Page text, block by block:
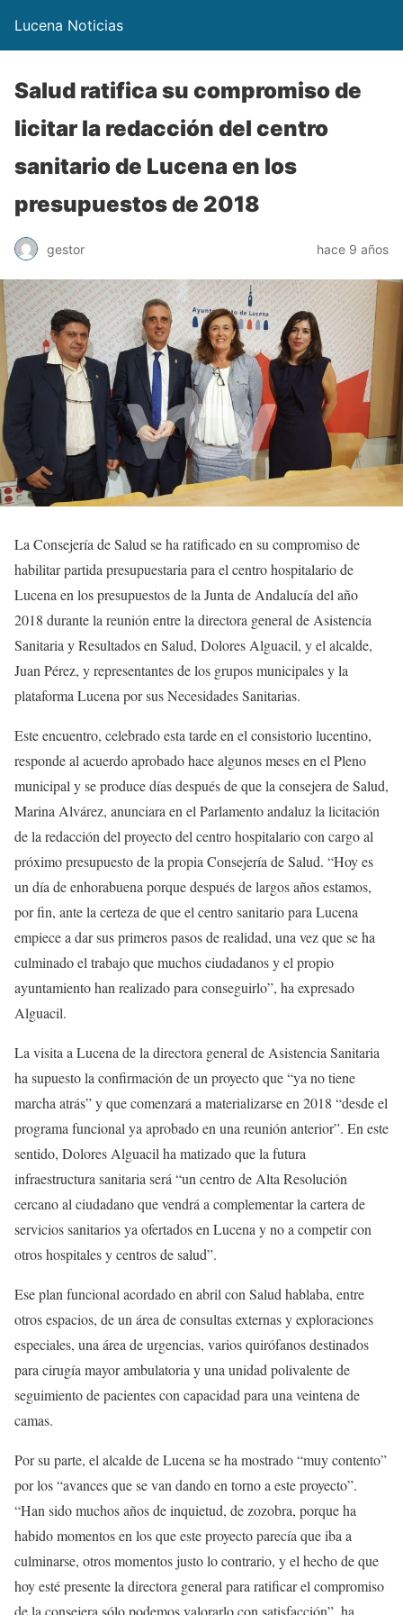
Lucena Noticias
Salud ratifica su compromiso de
licitar la redacción del centro
sanitario de Lucena en los
presupuestos de 2018
gestor hace 9 años
La Consejería de Salud se ha ratificado en su compromiso de
habilitar partida presupuestaria para el centro hospitalario de
Lucena en los presupuestos de la Junta de Andalucía del año
2018 durante la reunión entre la directora general de Asistencia
Sanitaria y Resultados en Salud, Dolores Alguacil, y el alcalde,
Juan Pérez, y representantes de los grupos municipales y la
plataforma Lucena por sus Necesidades Sanitarias.
Este encuentro, celebrado esta tarde en el consistorio lucentino,
responde al acuerdo aprobado hace algunos meses en el Pleno
municipal y se produce días después de que la consejera de Salud,
Marina Alvárez, anunciara en el Parlamento andaluz la licitación
de la redacción del proyecto del centro hospitalario con cargo al
próximo presupuesto de la propia Consejería de Salud. “Hoy es
un día de enhorabuena porque después de largos años estamos,
por fin, ante la certeza de que el centro sanitario para Lucena
empiece a dar sus primeros pasos de realidad, una vez que se ha
culminado el trabajo que muchos ciudadanos y el propio
ayuntamiento han realizado para conseguirlo”, ha expresado
Alguacil.
La visita a Lucena de la directora general de Asistencia Sanitaria
ha supuesto la confirmación de un proyecto que “ya no tiene
marcha atrás” y que comenzará a materializarse en 2018 “desde el
programa funcional ya aprobado en una reunión anterior”. En este
sentido, Dolores Alguacil ha matizado que la futura
infraestructura sanitaria será “un centro de Alta Resolución
cercano al ciudadano que vendrá a complementar la cartera de
servicios sanitarios ya ofertados en Lucena y no a competir con
otros hospitales y centros de salud”.
Ese plan funcional acordado en abril con Salud hablaba, entre
otros espacios, de un área de consultas externas y exploraciones
especiales, una área de urgencias, varios quirófanos destinados
para cirugía mayor ambulatoria y una unidad polivalente de
seguimiento de pacientes con capacidad para una veintena de
camas.
Por su parte, el alcalde de Lucena se ha mostrado “muy contento”
por los “avances que se van dando en torno a este proyecto”.
“Han sido muchos años de inquietud, de zozobra, porque ha
habido momentos en los que este proyecto parecía que iba a
culminarse, otros momentos justo lo contrario, y el hecho de que
hoy esté presente la directora general para ratificar el compromiso
de la consejera sólo podemos valorarlo con satisfacción”, ha